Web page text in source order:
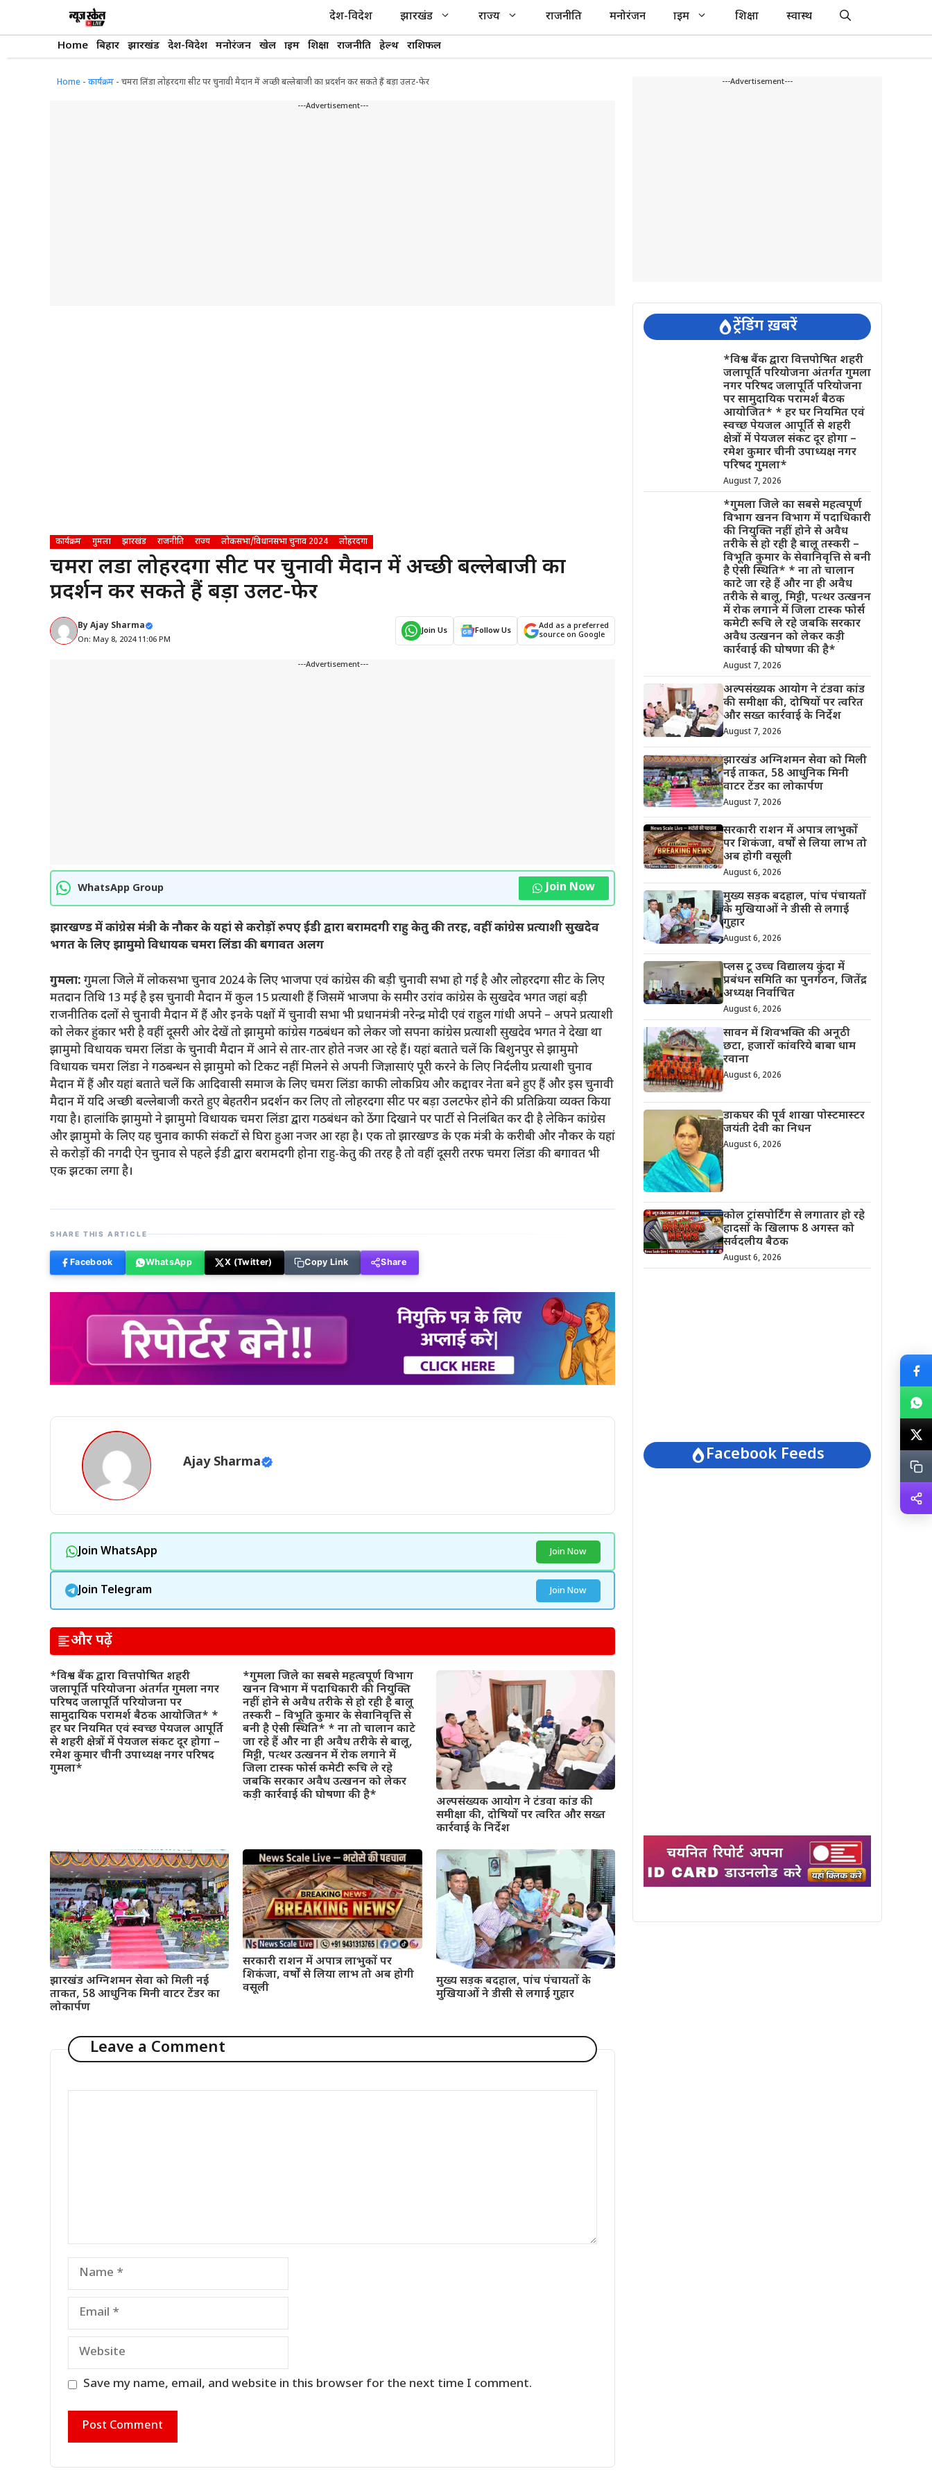
देश-विदेश झारखंड राज्य राजनीति मनोरंजन क्राइम शिक्षा स्वास्थ
Home बिहार झारखंड देश-विदेश मनोरंजन खेल क्राइम शिक्षा राजनीति हेल्थ राशिफल
Home - कार्यक्रम - चमरा लिंडा लोहरदगा सीट पर चुनावी मैदान में अच्छी बल्लेबाजी का प्रदर्शन कर सकते हैं बड़ा उलट-फेर
---Advertisement---
कार्यक्रम गुमला झारखंड राजनीति राज्य लोकसभा/विधानसभा चुनाव 2024 लोहरदगा
चमरा लिंडा लोहरदगा सीट पर चुनावी मैदान में अच्छी बल्लेबाजी का
प्रदर्शन कर सकते हैं बड़ा उलट-फेर
ByAjay Sharma
On: May 8, 2024 11:06 PM
Join Us Follow Us
Add as a preferred
source on Google
---Advertisement---
WhatsApp Group Join Now
झारखण्ड में कांग्रेस मंत्री के नौकर के यहां से करोड़ों रुपए ईडी द्वारा बरामदगी राहु केतु की तरह, वहीं कांग्रेस प्रत्याशी सुखदेव
भगत के लिए झामुमो विधायक चमरा लिंडा की बगावत अलग
गुमला: गुमला जिले में लोकसभा चुनाव 2024 के लिए भाजपा एवं कांग्रेस की बड़ी चुनावी सभा हो गई है और लोहरदगा सीट के लिए
मतदान तिथि 13 मई है इस चुनावी मैदान में कुल 15 प्रत्याशी हैं जिसमें भाजपा के समीर उरांव कांग्रेस के सुखदेव भगत जहां बड़ी
राजनीतिक दलों से चुनावी मैदान में हैं और इनके पक्षों में चुनावी सभा भी प्रधानमंत्री नरेन्द्र मोदी एवं राहुल गांधी अपने – अपने प्रत्याशी
को लेकर हुंकार भरी है वहीं दूसरी ओर देखें तो झामुमो कांग्रेस गठबंधन को लेकर जो सपना कांग्रेस प्रत्याशी सुखदेव भगत ने देखा था
झामुमो विधायक चमरा लिंडा के चुनावी मैदान में आने से तार-तार होते नजर आ रहे हैं। यहां बताते चलें कि बिशुनपुर से झामुमो
विधायक चमरा लिंडा ने गठबन्धन से झामुमो को टिकट नहीं मिलने से अपनी जिज्ञासाएं पूरी करने के लिए निर्दलीय प्रत्याशी चुनाव
मैदान में हैं और यहां बताते चलें कि आदिवासी समाज के लिए चमरा लिंडा काफी लोकप्रिय और कद्दावर नेता बने हुए हैं और इस चुनावी
मैदान में यदि अच्छी बल्लेबाजी करते हुए बेहतरीन प्रदर्शन कर लिए तो लोहरदगा सीट पर बड़ा उलटफेर होने की प्रतिक्रिया व्यक्त किया
गया है। हालांकि झामुमो ने झामुमो विधायक चमरा लिंडा द्वारा गठबंधन को ठेंगा दिखाने पर पार्टी से निलंबित कर दी है लेकिन कांग्रेस
और झामुमो के लिए यह चुनाव काफी संकटों से घिरा हुआ नजर आ रहा है। एक तो झारखण्ड के एक मंत्री के करीबी और नौकर के यहां
से करोड़ों की नगदी ऐन चुनाव से पहले ईडी द्वारा बरामदगी होना राहु-केतु की तरह है तो वहीं दूसरी तरफ चमरा लिंडा की बगावत भी
एक झटका लगा है।
SHARE THIS ARTICLE
Facebook WhatsApp X (Twitter) Copy Link Share
Ajay Sharma
Join WhatsApp Join Now
Join Telegram Join Now
और पढ़ें
*विश्व बैंक द्वारा वित्तपोषित शहरी
जलापूर्ति परियोजना अंतर्गत गुमला नगर
परिषद जलापूर्ति परियोजना पर
सामुदायिक परामर्श बैठक आयोजित* *
हर घर नियमित एवं स्वच्छ पेयजल आपूर्ति
से शहरी क्षेत्रों में पेयजल संकट दूर होगा –
रमेश कुमार चीनी उपाध्यक्ष नगर परिषद
गुमला*
*गुमला जिले का सबसे महत्वपूर्ण विभाग
खनन विभाग में पदाधिकारी की नियुक्ति
नहीं होने से अवैध तरीके से हो रही है बालू
तस्करी – विभूति कुमार के सेवानिवृत्ति से
बनी है ऐसी स्थिति* * ना तो चालान काटे
जा रहे हैं और ना ही अवैध तरीके से बालू,
मिट्टी, पत्थर उत्खनन में रोक लगाने में
जिला टास्क फोर्स कमेटी रूचि ले रहे
जबकि सरकार अवैध उत्खनन को लेकर
कड़ी कार्रवाई की घोषणा की है*
अल्पसंख्यक आयोग ने टंडवा कांड की
समीक्षा की, दोषियों पर त्वरित और सख्त
कार्रवाई के निर्देश
झारखंड अग्निशमन सेवा को मिली नई
ताकत, 58 आधुनिक मिनी वाटर टेंडर का
लोकार्पण
सरकारी राशन में अपात्र लाभुकों पर
शिकंजा, वर्षों से लिया लाभ तो अब होगी
वसूली
मुख्य सड़क बदहाल, पांच पंचायतों के
मुखियाओं ने डीसी से लगाई गुहार
Leave a Comment
Name
Email
Website
Save my name, email, and website in this browser for the next time I comment.
---Advertisement---
ट्रेंडिंग ख़बरें
*विश्व बैंक द्वारा वित्तपोषित शहरी
जलापूर्ति परियोजना अंतर्गत गुमला
नगर परिषद जलापूर्ति परियोजना
पर सामुदायिक परामर्श बैठक
आयोजित* * हर घर नियमित एवं
स्वच्छ पेयजल आपूर्ति से शहरी
क्षेत्रों में पेयजल संकट दूर होगा –
रमेश कुमार चीनी उपाध्यक्ष नगर
परिषद गुमला*
August 7, 2026
*गुमला जिले का सबसे महत्वपूर्ण
विभाग खनन विभाग में पदाधिकारी
की नियुक्ति नहीं होने से अवैध
तरीके से हो रही है बालू तस्करी –
विभूति कुमार के सेवानिवृत्ति से बनी
है ऐसी स्थिति* * ना तो चालान
काटे जा रहे हैं और ना ही अवैध
तरीके से बालू, मिट्टी, पत्थर उत्खनन
में रोक लगाने में जिला टास्क फोर्स
कमेटी रूचि ले रहे जबकि सरकार
अवैध उत्खनन को लेकर कड़ी
कार्रवाई की घोषणा की है*
August 7, 2026
अल्पसंख्यक आयोग ने टंडवा कांड
की समीक्षा की, दोषियों पर त्वरित
और सख्त कार्रवाई के निर्देश
August 7, 2026
झारखंड अग्निशमन सेवा को मिली
नई ताकत, 58 आधुनिक मिनी
वाटर टेंडर का लोकार्पण
August 7, 2026
सरकारी राशन में अपात्र लाभुकों
पर शिकंजा, वर्षों से लिया लाभ तो
अब होगी वसूली
August 6, 2026
मुख्य सड़क बदहाल, पांच पंचायतों
के मुखियाओं ने डीसी से लगाई
गुहार
August 6, 2026
प्लस टू उच्च विद्यालय कुंदा में
प्रबंधन समिति का पुनर्गठन, जितेंद्र
अध्यक्ष निर्वाचित
August 6, 2026
सावन में शिवभक्ति की अनूठी
छटा, हजारों कांवरिये बाबा धाम
रवाना
August 6, 2026
डाकघर की पूर्व शाखा पोस्टमास्टर
जयंती देवी का निधन
August 6, 2026
कोल ट्रांसपोर्टिंग से लगातार हो रहे
हादसों के खिलाफ 8 अगस्त को
सर्वदलीय बैठक
August 6, 2026
Facebook Feeds